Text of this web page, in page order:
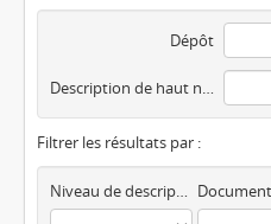
Dépôt
Description de haut niveau
Filtrer les résultats par :
Niveau de description